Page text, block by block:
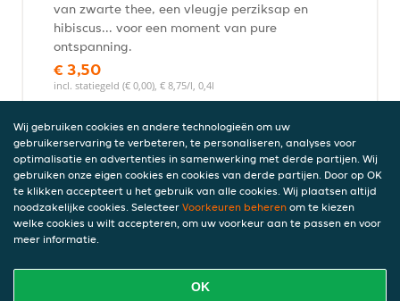
van zwarte thee, een vleugje perziksap en
hibiscus... voor een moment van pure
ontspanning.
€ 3,50
incl. statiegeld (€ 0,00), € 8,75/l, 0,4l
Fuze Tea Sparkling Lemon
Frisdrank 400 ml
Frisdrank met thee-extracten en
citroensmaak met suiker en zoetstof.
€ 3,50
Wij gebruiken cookies en andere technologieën om uw
gebruikerservaring te verbeteren, te personaliseren, analyses voor
optimalisatie en advertenties in samenwerking met derde partijen. Wij
gebruiken onze eigen cookies en cookies van derde partijen. Door op OK
te klikken accepteert u het gebruik van alle cookies. Wij plaatsen altijd
noodzakelijke cookies. Selecteer Voorkeuren beheren om te kiezen
welke cookies u wilt accepteren, om uw voorkeur aan te passen en voor
meer informatie.
OK